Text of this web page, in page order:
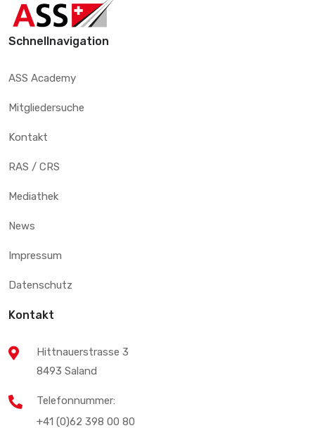
Schnellnavigation
ASS Academy
Mitgliedersuche
Kontakt
RAS / CRS
Mediathek
News
Impressum
Datenschutz
Kontakt
Hittnauerstrasse 3
8493 Saland
Telefonnummer:
+41 (0)62 398 00 80